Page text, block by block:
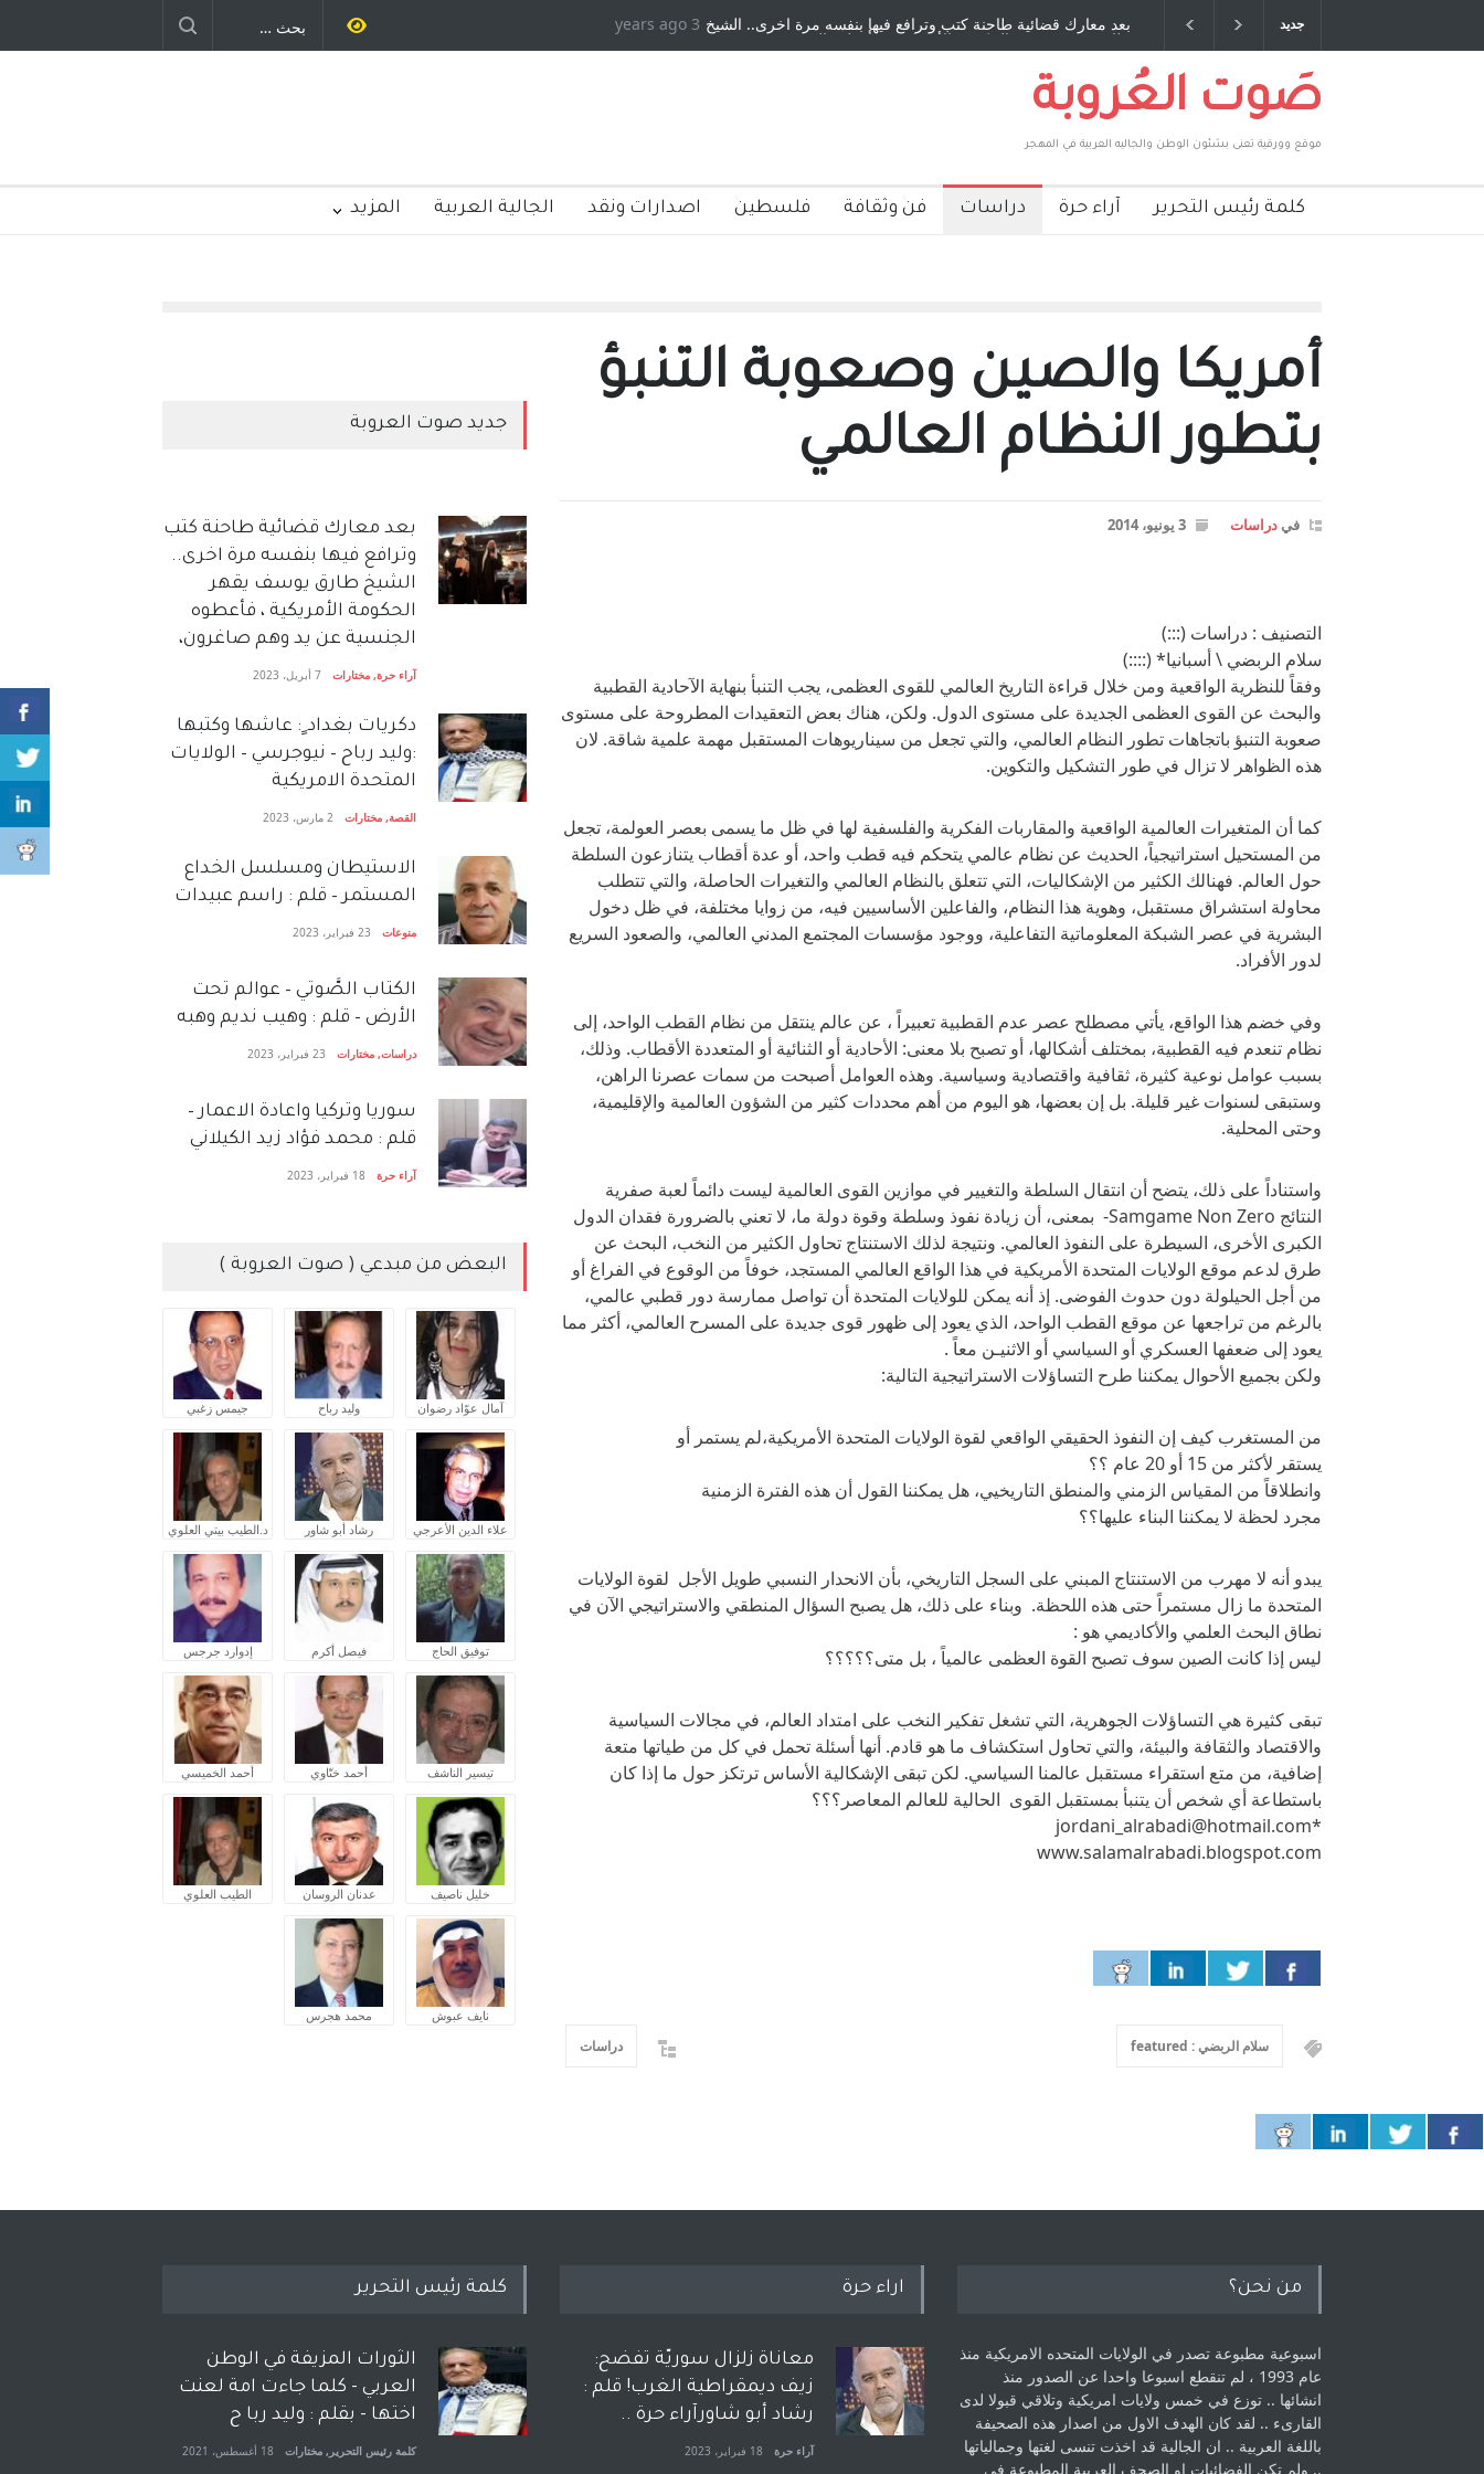
جديد دكريات بغداد ٍ: عاشها وكتبها :وليد رباح – نيوجرسي – الولايات المتحدة
الامريكية
بعد معارك قضائية طاحنة كتب وترافع فيها بنفسه مرة اخرى.. الشيخ
طارق يوسف يقهر الحكومة الأمريكية ، فأعطوه الجنسية عن يد وهم
صاغرون،
عمري ، صبحي مخلوف : بقلم : سعد الله 3 years ago
صَوت العُروبة
موقع وورقية تعنى بشئون الوطن والجاليه العربية في المهجر
كلمة رئيس التحرير آراء حرة دراسات فن وثقافة فلسطين اصدارات ونقد الجالية العربية المزيد
أمريكا والصين وصعوبة التنبؤ
بتطور النظام العالمي
في دراسات 3 يونيو، 2014
التصنيف : دراسات (:::)
سلام الربضي \ أسبانيا* (::::)
وفقاً للنظرية الواقعية ومن خلال قراءة التاريخ العالمي للقوى العظمى، يجب التنبأ بنهاية الآحادية القطبية
والبحث عن القوى العظمى الجديدة على مستوى الدول. ولكن، هناك بعض التعقيدات المطروحة على مستوى
صعوبة التنبؤ باتجاهات تطور النظام العالمي، والتي تجعل من سيناريوهات المستقبل مهمة علمية شاقة. لان
هذه الظواهر لا تزال في طور التشكيل والتكوين.
كما أن المتغيرات العالمية الواقعية والمقاربات الفكرية والفلسفية لها في ظل ما يسمى بعصر العولمة، تجعل
من المستحيل استراتيجياً، الحديث عن نظام عالمي يتحكم فيه قطب واحد، أو عدة أقطاب يتنازعون السلطة
حول العالم. فهنالك الكثير من الإشكاليات، التي تتعلق بالنظام العالمي والتغيرات الحاصلة، والتي تتطلب
محاولة استشراق مستقبل، وهوية هذا النظام، والفاعلين الأساسيين فيه، من زوايا مختلفة، في ظل دخول
البشرية في عصر الشبكة المعلوماتية التفاعلية، ووجود مؤسسات المجتمع المدني العالمي، والصعود السريع
لدور الأفراد.
وفي خضم هذا الواقع، يأتي مصطلح عصر عدم القطبية تعبيراً ، عن عالم ينتقل من نظام القطب الواحد، إلى
نظام تنعدم فيه القطبية، بمختلف أشكالها، أو تصبح بلا معنى: الأحادية أو الثنائية أو المتعددة الأقطاب. وذلك،
بسبب عوامل نوعية كثيرة، ثقافية واقتصادية وسياسية. وهذه العوامل أصبحت من سمات عصرنا الراهن،
وستبقى لسنوات غير قليلة. بل إن بعضها، هو اليوم من أهم محددات كثير من الشؤون العالمية والإقليمية،
وحتى المحلية.
واستناداً على ذلك، يتضح أن انتقال السلطة والتغيير في موازين القوى العالمية ليست دائماً لعبة صفرية
النتائج Samgame Non Zero- بمعنى، أن زيادة نفوذ وسلطة وقوة دولة ما، لا تعني بالضرورة فقدان الدول
الكبرى الأخرى، السيطرة على النفوذ العالمي. ونتيجة لذلك الاستنتاج تحاول الكثير من النخب، البحث عن
طرق لدعم موقع الولايات المتحدة الأمريكية في هذا الواقع العالمي المستجد، خوفاً من الوقوع في الفراغ أو
من أجل الحيلولة دون حدوث الفوضى. إذ أنه يمكن للولايات المتحدة أن تواصل ممارسة دور قطبي عالمي،
بالرغم من تراجعها عن موقع القطب الواحد، الذي يعود إلى ظهور قوى جديدة على المسرح العالمي، أكثر مما
يعود إلى ضعفها العسكري أو السياسي أو الاثنيـن معاً .
ولكن بجميع الأحوال يمكننا طرح التساؤلات الاستراتيجية التالية:
من المستغرب كيف إن النفوذ الحقيقي الواقعي لقوة الولايات المتحدة الأمريكية،لم يستمر أو
يستقر لأكثر من 15 أو 20 عام ؟؟
وانطلاقاً من المقياس الزمني والمنطق التاريخيي، هل يمكننا القول أن هذه الفترة الزمنية
مجرد لحظة لا يمكننا البناء عليها؟؟
يبدو أنه لا مهرب من الاستنتاج المبني على السجل التاريخي، بأن الانحدار النسبي طويل الأجل لقوة الولايات
المتحدة ما زال مستمراً حتى هذه اللحظة. وبناء على ذلك، هل يصبح السؤال المنطقي والاستراتيجي الآن في
نطاق البحث العلمي والأكاديمي هو :
ليس إذا كانت الصين سوف تصبح القوة العظمى عالمياً ، بل متى؟؟؟؟؟
تبقى كثيرة هي التساؤلات الجوهرية، التي تشغل تفكير النخب على امتداد العالم، في مجالات السياسية
والاقتصاد والثقافة والبيئة، والتي تحاول استكشاف ما هو قادم. أنها أسئلة تحمل في كل من طياتها متعة
إضافية، من متع استقراء مستقبل عالمنا السياسي. لكن تبقى الإشكالية الأساس ترتكز حول ما إذا كان
باستطاعة أي شخص أن يتنبأ بمستقبل القوى الحالية للعالم المعاصر؟؟؟
*jordani_alrabadi@hotmail.com
www.salamalrabadi.blogspot.com
سلام الربضي : featured دراسات
جديد صوت العروبة
بعد معارك قضائية طاحنة كتب
وترافع فيها بنفسه مرة اخرى..
الشيخ طارق يوسف يقهر
الحكومة الأمريكية ، فأعطوه
الجنسية عن يد وهم صاغرون،
آراء حرة, مختارات 7 أبريل، 2023
دكريات بغداد ٍ: عاشها وكتبها
:وليد رباح – نيوجرسي – الولايات
المتحدة الامريكية
القصة, مختارات 2 مارس، 2023
الاستيطان ومسلسل الخداع
المستمر – قلم : راسم عبيدات
منوعات 23 فبراير، 2023
الكتاب الصَّوتي – عوالم تحت
الأرض – قلم : وهيب نديم وهبه
دراسات, مختارات 23 فبراير، 2023
سوريا وتركيا واعادة الاعمار –
قلم : محمد فؤاد زيد الكيلاني
آراء حرة 18 فبراير، 2023
البعض من مبدعي ( صوت العروبة )
آمال عوّاد رضوان وليد رباح جيمس زغبي
علاء الدين الأعرجي رشاد أبو شاور د.الطيب بيتي العلوي
توفيق الحاج فيصل أكرم إدوارد جرجس
تيسير الناشف أحمد ختّاوي أحمد الخميسي
خليل ناصيف عدنان الروسان الطيب العلوي
نايف عبوش محمد هجرس
من نحن؟
اسبوعية مطبوعة تصدر في الولايات المتحده الامريكية منذ
عام 1993 ، لم ‏تنقطع اسبوعا واحدا عن الصدور منذ
انشائها .. توزع في خمس ولايات امريكية ‏وتلاقي قبولا لدى
القارىء ..‏ لقد كان الهدف الاول من اصدار هذه الصحيفة
باللغة العربية .. ان الجالية قد اخذت ‏تنسى لغتها وجمالياتها
.. ولم تكن الفضائيات او الصحف العربية المطبوعة في
اراء حرة
معاناة زلزال سوريّة تفضح:
زيف ديمقراطية الغرب! قلم :
رشاد أبو شاورآراء حرة ..
آراء حرة 18 فبراير، 2023
كلمة رئيس التحرير
الثورات المزيفة في الوطن
العربي - كلما جاءت امة لعنت
اختها - بقلم : وليد ربا ح
كلمة رئيس التحرير , مختارات 18 أغسطس، 2021